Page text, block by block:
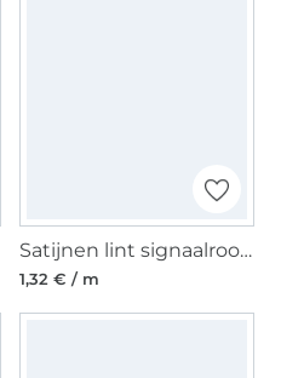
Satijnen lint signaalrood (25 mm)
1,32 € / m